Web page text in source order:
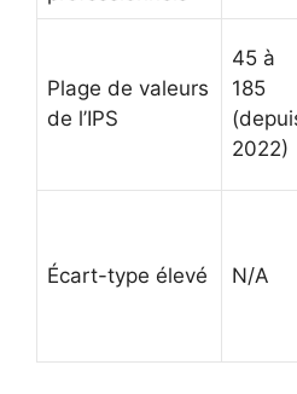
Plage de valeurs
de l’IPS
45 à
185
2022)
Écart-type élevé N/A